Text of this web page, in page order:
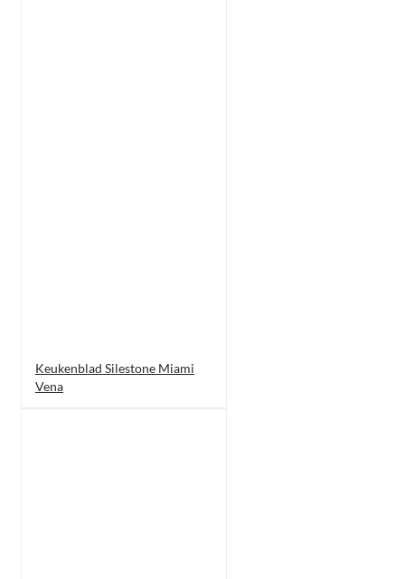
Keukenblad Silestone Miami
Vena